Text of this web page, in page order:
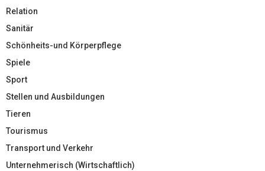
Relation
Sanitär
Schönheits-und Körperpflege
Spiele
Sport
Stellen und Ausbildungen
Tieren
Tourismus
Transport und Verkehr
Unternehmerisch (Wirtschaftlich)